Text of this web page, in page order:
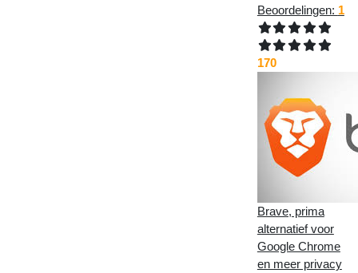
Beoordelingen: 1
170
Brave, prima
alternatief voor
Google Chrome
en meer privacy